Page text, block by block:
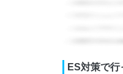
ES対策で行